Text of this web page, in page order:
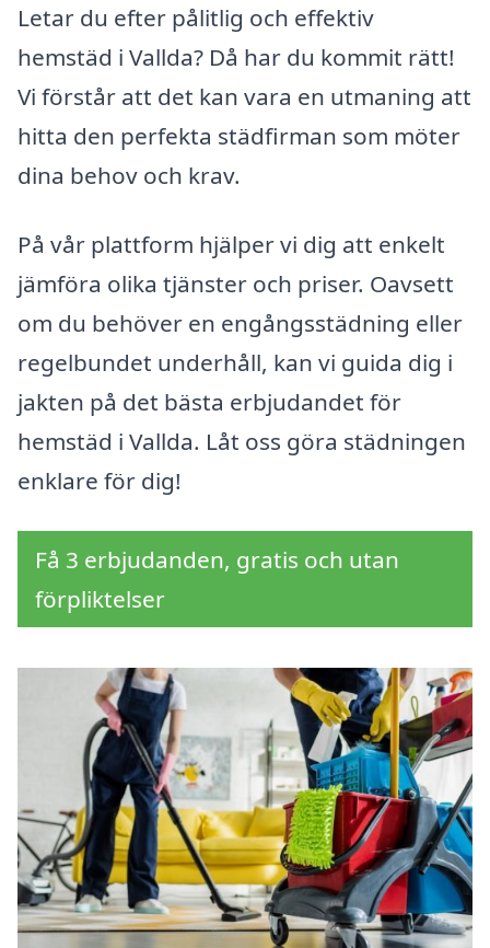
Letar du efter pålitlig och effektiv
hemstäd i Vallda? Då har du kommit rätt!
Vi förstår att det kan vara en utmaning att
hitta den perfekta städfirman som möter
dina behov och krav.
På vår plattform hjälper vi dig att enkelt
jämföra olika tjänster och priser. Oavsett
om du behöver en engångsstädning eller
regelbundet underhåll, kan vi guida dig i
jakten på det bästa erbjudandet för
hemstäd i Vallda. Låt oss göra städningen
enklare för dig!
Få 3 erbjudanden, gratis och utan
förpliktelser